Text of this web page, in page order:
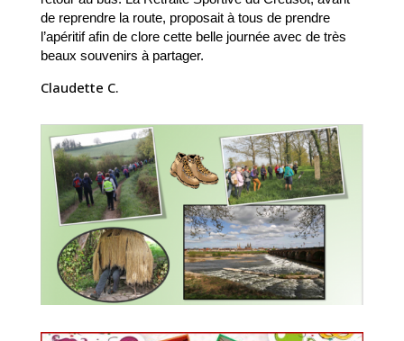
de reprendre la route, proposait à tous de prendre
l’apéritif afin de clore cette belle journée avec de très
beaux souvenirs à partager.
Claudette C.